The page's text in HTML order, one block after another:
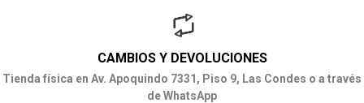
CAMBIOS Y DEVOLUCIONES
Tienda física en Av. Apoquindo 7331, Piso 9, Las Condes o a través
de WhatsApp